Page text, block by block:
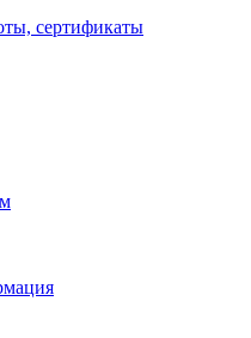
сертификаты